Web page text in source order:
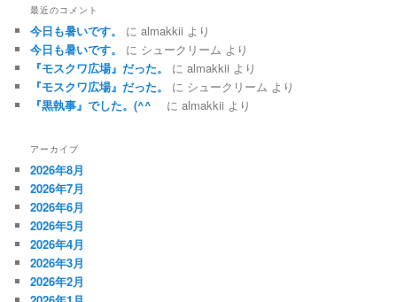
最近のコメント
今日も暑いです。 にalmakkii より
今日も暑いです。
に シュークリーム より
『モスクワ広場』だった。
にalmakkii より
『モスクワ広場』だった。
に シュークリーム より
『黒執事』でした。(^^ゞ
にalmakkii より
アーカイブ
2026年8月
2026年7月
2026年6月
2026年5月
2026年4月
2026年3月
2026年2月